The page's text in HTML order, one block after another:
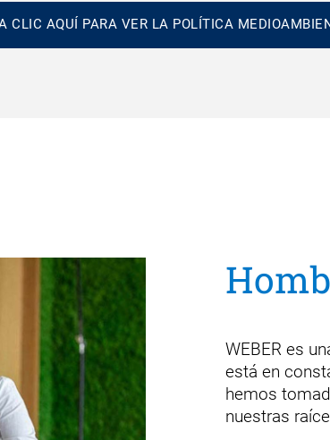
CLIC AQUÍ PARA VER LA POLÍTICA
WEBER es
está en
hemos
nuestras